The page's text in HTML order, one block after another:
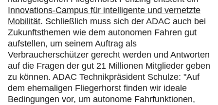
Innovations-Campus für intelligente und vernetzte
Mobilität. Schließlich muss sich der ADAC auch bei
Zukunftsthemen wie dem autonomen Fahren gut
aufstellen, um seinem Auftrag als
Verbraucherschützer gerecht werden und Antworten
auf die Fragen der gut 21 Millionen Mitglieder geben
zu können. ADAC Technikpräsident Schulze: "Auf
dem ehemaligen Fliegerhorst finden wir ideale
Bedingungen vor, um autonome Fahrfunktionen,